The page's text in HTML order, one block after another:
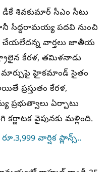
శివకుమార్ సీఎం సీటు
సిద్దరామయ్య పదవి నుంచి
చేయలేదన్న వార్తలు జాతీయ
కేరళ, తమిళనాడు
మార్పుపై హైకమాండ్ సైతం
ప్రస్తుతం కేరళ,
ఏర్పాటు
వైపునకు మళ్లింది.
వార్షిక ప్లాన్స్..